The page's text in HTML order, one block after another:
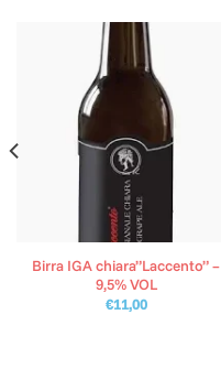
Birra IGA chiara”Laccento” –
9,5% VOL
€11,00